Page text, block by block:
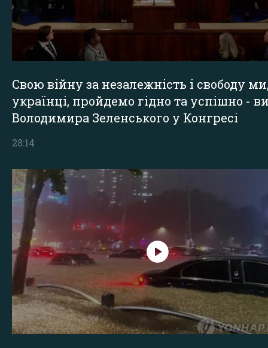
Свою війну за незалежність і свободу
українці, пройдемо гідно та успішно -
Володимира Зеленського у Конгресі
28:14